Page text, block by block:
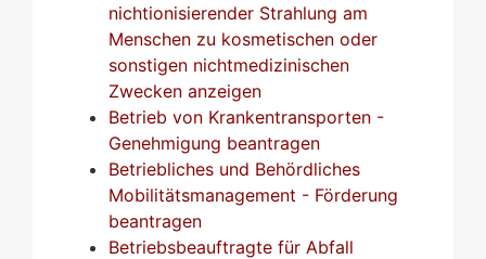
nichtionisierender Strahlung am
Menschen zu kosmetischen oder
sonstigen nichtmedizinischen
Zwecken anzeigen
Betrieb von Krankentransporten -
Genehmigung beantragen
Betriebliches und Behördliches
Mobilitätsmanagement - Förderung
beantragen
Betriebsbeauftragte für Abfall